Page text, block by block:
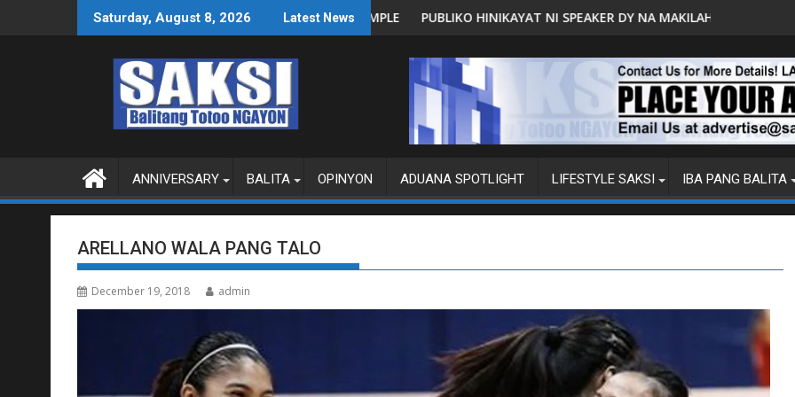
Saturday, August 8, 2026 Latest News
SA WPS O MAGBITIW
KONGRESO NA SUSPENDIHIN IMPLEMENTASYON NG RPVARAPUBLIKO HINIKAYAT NI SPEAKER DY NA MAKILAHOK SA PAGBUO NG MGA BATAS
MALACAÑANG PINAAARAL NA
ANNIVERSARY BALITA OPINYON ADUANA SPOTLIGHT LIFESTYLE SAKSI IBA PANG BALITA
ARELLANO WALA PANG TALO
December 19, 2018 admin